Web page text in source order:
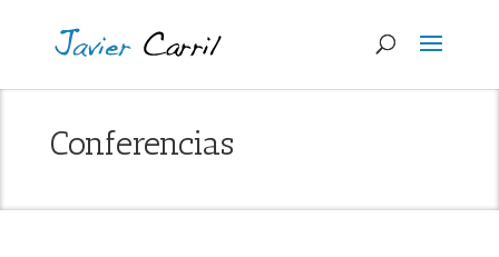
Conferencias